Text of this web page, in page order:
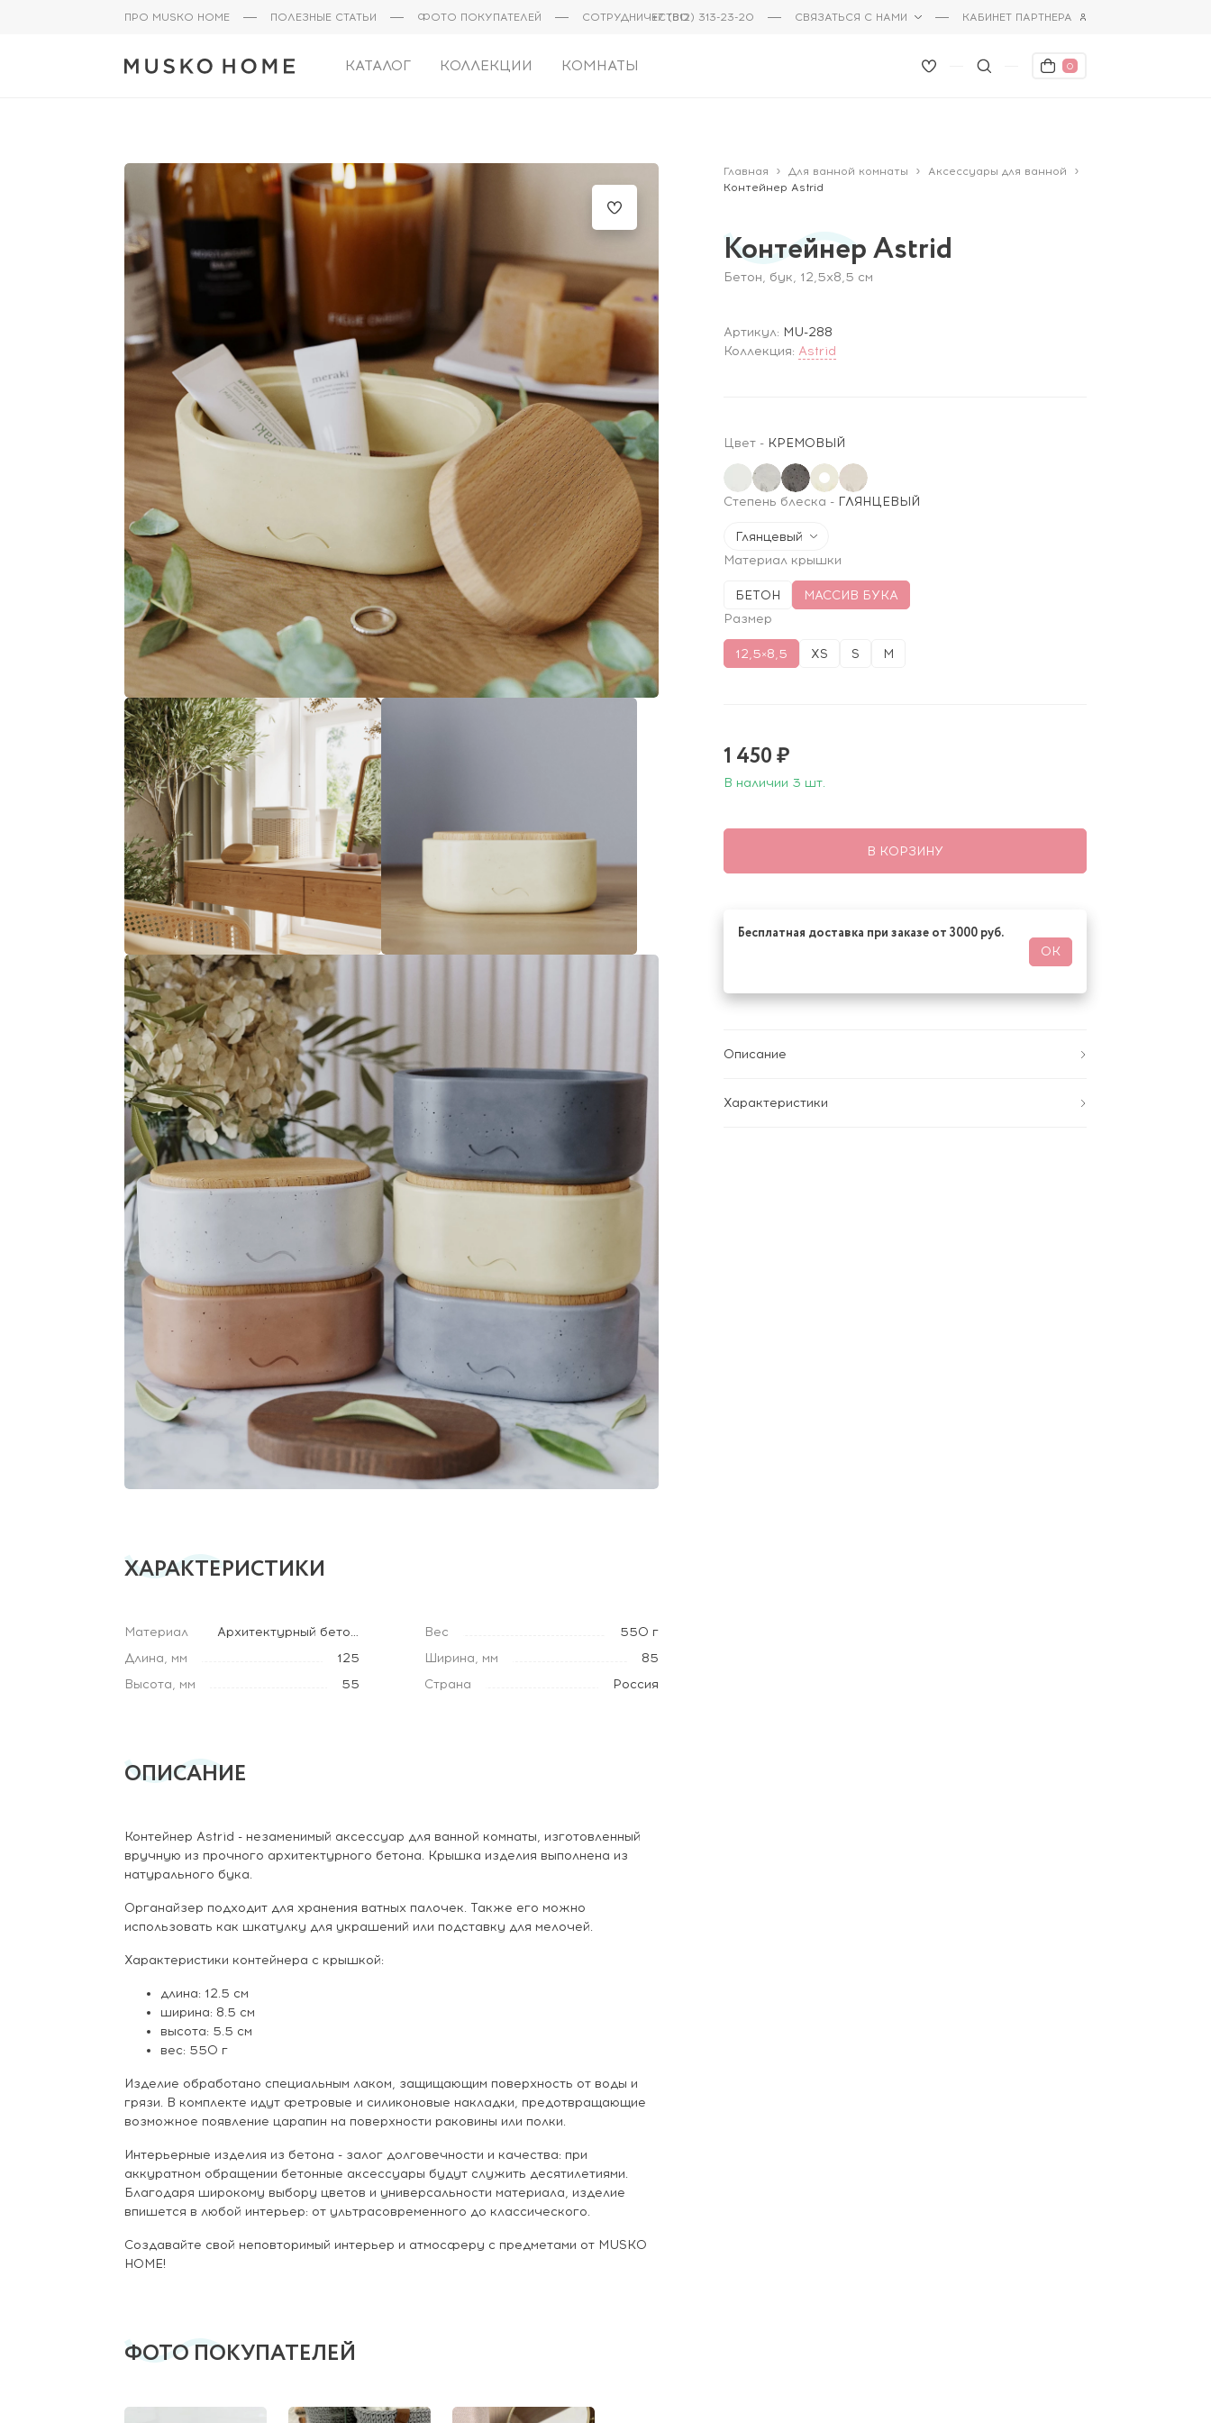
ПРО MUSKO HOME ПОЛЕЗНЫЕ СТАТЬИ ФОТО ПОКУПАТЕЛЕЙ СОТРУДНИЧЕСТВО+7 (812) 313-23-20 СВЯЗАТЬСЯ С НАМИ КАБИНЕТ ПАРТНЕРА
КАТАЛОГ КОЛЛЕКЦИИ КОМНАТЫ 0
ХАРАКТЕРИСТИКИ
Материал Архитектурный бетон, Массив бука Вес
550 г
Длина, мм
125 Ширина, мм
85
Высота, мм
55 Страна Россия
ОПИСАНИЕ
Контейнер Astrid - незаменимый аксессуар для ванной комнаты, изготовленный
вручную из прочного архитектурного бетона. Крышка изделия выполнена из
натурального бука.
Органайзер подходит для хранения ватных палочек. Также его можно
использовать как шкатулку для украшений или подставку для мелочей.
Характеристики контейнера с крышкой:
длина: 12.5 см
ширина: 8.5 см
высота: 5.5 см
вес: 550 г
Изделие обработано специальным лаком, защищающим поверхность от воды и
грязи. В комплекте идут фетровые и силиконовые накладки, предотвращающие
возможное появление царапин на поверхности раковины или полки.
Интерьерные изделия из бетона - залог долговечности и качества: при
аккуратном обращении бетонные аксессуары будут служить десятилетиями.
Благодаря широкому выбору цветов и универсальности материала, изделие
впишется в любой интерьер: от ультрасовременного до классического.
Создавайте свой неповторимый интерьер и атмосферу с предметами от MUSKO
HOME!
Главная Для ванной комнаты
Аксессуары для ванной
Контейнер Astrid
Контейнер Astrid
Бетон, бук, 12,5x8,5 см
Артикул: MU-288
Коллекция: Astrid
Цвет - КРЕМОВЫЙ
Степень блеска - ГЛЯНЦЕВЫЙ
Глянцевый
Материал крышки
БЕТОН
МАССИВ БУКА
Размер
12,5×8,5 XS S M
1 450 ₽
В наличии 3 шт.
В КОРЗИНУ
Бесплатная доставка при заказе от 3000 руб.
ОК
Описание
Характеристики
ФОТО ПОКУПАТЕЛЕЙ